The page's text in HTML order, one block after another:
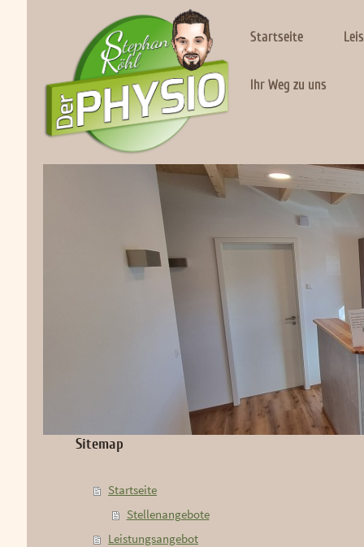
Startseite
Ihr Weg zu uns
Sitemap
Startseite
Stellenangebote
Leistungsangebot